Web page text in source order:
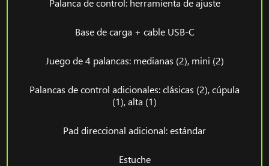
Palanca de control: herramienta de ajuste
Base de carga + cable USB-C
Juego de 4 palancas: medianas (2), mini (2)
Palancas de control adicionales: clásicas (2), cúpula
(1), alta (1)
Pad direccional adicional: estándar
Estuche